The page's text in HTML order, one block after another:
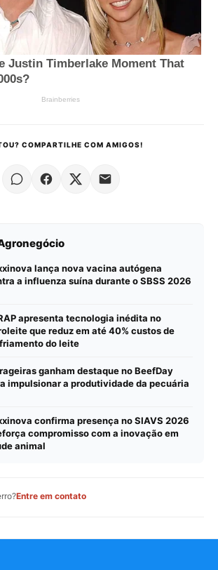
COMPARTILHE COM AMIGOS!
lança nova vacina autógena
a influenza suína durante o SBSS 2026
apresenta tecnologia inédita no
que reduz em até 40% custos de
do leite
ganham destaque no BeefDay
impulsionar a produtividade da pecuária
confirma presença no SIAVS 2026
compromisso com a inovação em
animal
Entre em contato